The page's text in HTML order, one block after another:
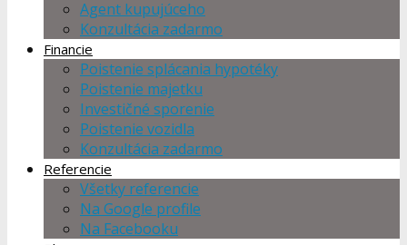
Agent kupujúceho
Konzultácia zadarmo
Financie
Poistenie splácania hypotéky
Poistenie majetku
Investičné sporenie
Poistenie vozidla
Konzultácia zadarmo
Referencie
Všetky referencie
Na Google profile
Na Facebooku